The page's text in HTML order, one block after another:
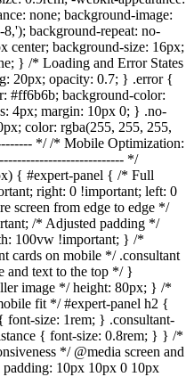
none; background-image:
background-repeat: no-
center; background-size: 16px;
} /* Loading and Error States
20px; opacity: 0.7; } .error {
#ff6b6b; background-color:
4px; margin: 10px 0; } .no-
color: rgba(255, 255, 255,
*/ /* Mobile Optimization:
*/
{ #expert-panel { /* Full
right: 0 !important; left: 0
screen from edge to edge */
/* Adjusted padding */
100vw !important; } /*
cards on mobile */ .consultant
and text to the top */ }
image */ height: 80px; } /*
fit */ #expert-panel h2 {
font-size: 1rem; } .consultant-
{ font-size: 0.8rem; } } /*
*/ @media screen and
10px 10px 0 10px